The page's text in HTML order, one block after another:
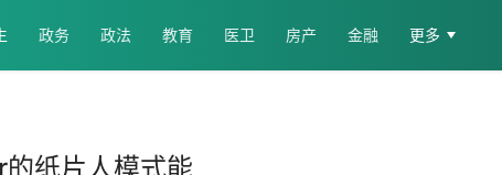
政务 政法 教育 医卫 房产 金融 更多
纸片人模式能